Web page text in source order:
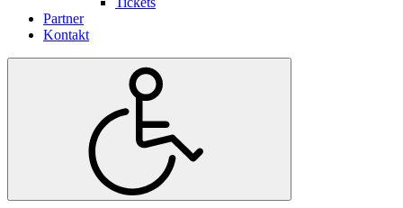
Partner
Kontakt